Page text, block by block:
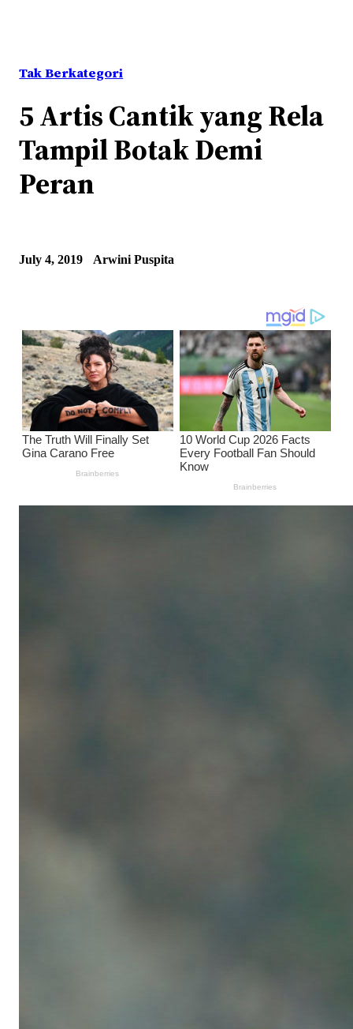
Tak Berkategori
5 Artis Cantik yang Rela
Tampil Botak Demi
Peran
July 4, 2019 Arwini Puspita